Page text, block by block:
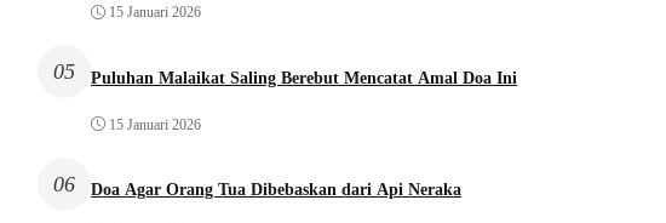
15 Januari 2026
05 Puluhan Malaikat Saling Berebut Mencatat Amal Doa Ini
15 Januari 2026
06 Doa Agar Orang Tua Dibebaskan dari Api Neraka